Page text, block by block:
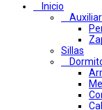
Inicio
Sillas